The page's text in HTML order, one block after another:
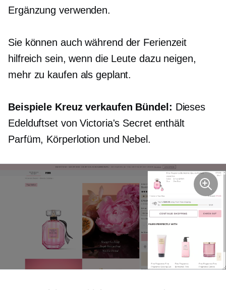
Ergänzung verwenden.
Sie können auch während der Ferienzeit
hilfreich sein, wenn die Leute dazu neigen,
mehr zu kaufen als geplant.
Beispiele Kreuz verkaufen Bündel: Dieses
Edelduftset von Victoria's Secret enthält
Parfüm, Körperlotion und Nebel.